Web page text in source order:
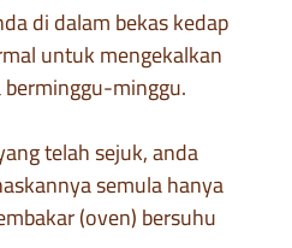
di dalam bekas kedap
untuk mengekalkan
minggu.
telah sejuk, anda
semula hanya
(oven) bersuhu